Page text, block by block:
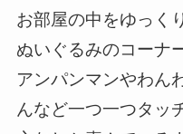
お部屋の中をゆっく
ぬいぐるみのコーナ
アンパンマンやわん
んなど一つ一つタッ